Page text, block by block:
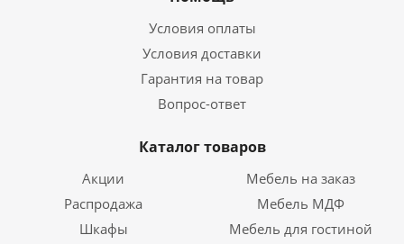
Условия оплаты
Условия доставки
Гарантия на товар
Вопрос-ответ
Каталог товаров
Акции
Мебель на заказ
Распродажа
Мебель МДФ
Шкафы
Мебель для гостиной